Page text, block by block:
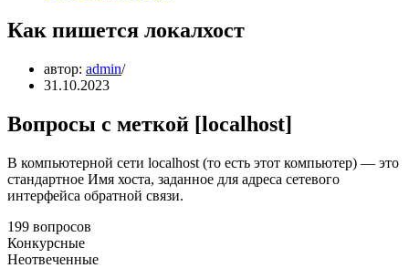
Как пишется локалхост
автор: admin
31.10.2023
Вопросы с меткой [localhost]
В компьютерной сети localhost (то есть этот компьютер) — это
стандартное Имя хоста, заданное для адреса сетевого
интерфейса обратной связи.
199 вопросов
Конкурсные
Неотвеченные